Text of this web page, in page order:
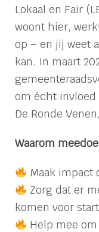
Lokaal en Fair
woont hier,
op – en jij weet
kan. In maart
om écht invloed
De Ronde
Waarom
Maak impact
Zorg dat er
komen voor
Help mee